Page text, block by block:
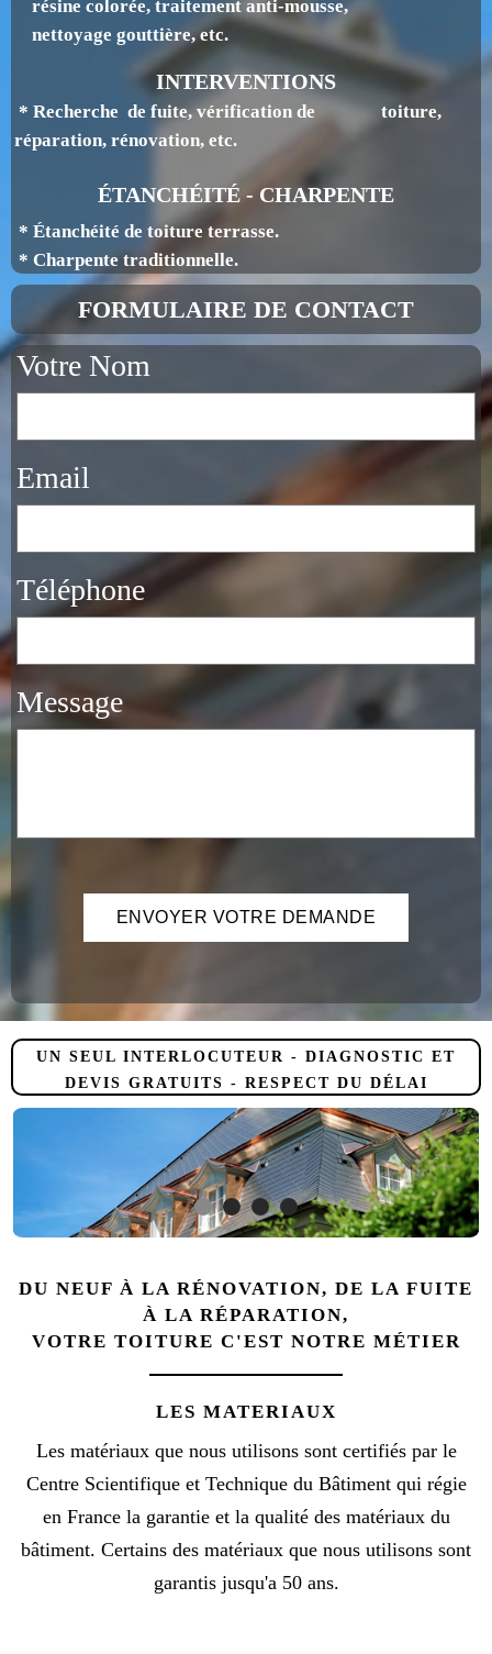
résine colorée, traitement anti-mousse,
nettoyage gouttière, etc.
INTERVENTIONS
* Recherche de fuite, vérification de toiture,
réparation, rénovation, etc.
ÉTANCHÉITÉ - CHARPENTE
* Étanchéité de toiture terrasse.
* Charpente traditionnelle.
FORMULAIRE DE CONTACT
Votre Nom
Email
Téléphone
Message
UN SEUL INTERLOCUTEUR - DIAGNOSTIC ET
DEVIS GRATUITS - RESPECT DU DÉLAI
DU NEUF À LA RÉNOVATION, DE LA FUITE
À LA RÉPARATION,
VOTRE TOITURE C'EST NOTRE MÉTIER
LES MATERIAUX
Les matériaux que nous utilisons sont certifiés par le
Centre Scientifique et Technique du Bâtiment qui régie
en France la garantie et la qualité des matériaux du
bâtiment. Certains des matériaux que nous utilisons sont
garantis jusqu'a 50 ans.